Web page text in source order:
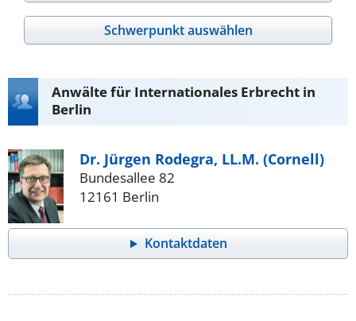
Schwerpunkt auswählen
Anwälte für Internationales Erbrecht in
Berlin
Dr. Jürgen Rodegra, LL.M. (Cornell)
Bundesallee 82
12161 Berlin
Kontaktdaten